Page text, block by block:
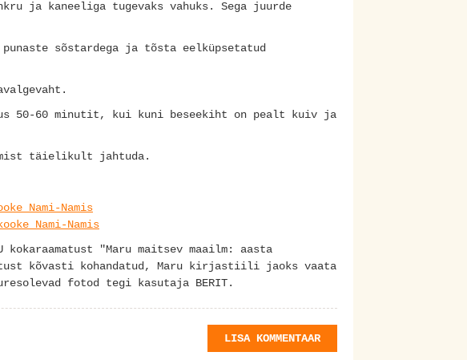
ja kaneeliga tugevaks vahuks. Sega juurde
punaste sõstardega ja tõsta eelküpsetatud
50-60 minutit, kui kuni beseekiht on pealt kuiv ja
täielikult jahtuda.
Nami-Namis
Nami-Namis
kokaraamatust "Maru maitsev maailm: aasta
kõvasti kohandatud, Maru kirjastiili jaoks vaata
fotod tegi kasutaja BERIT.
LISA KOMMENTAAR